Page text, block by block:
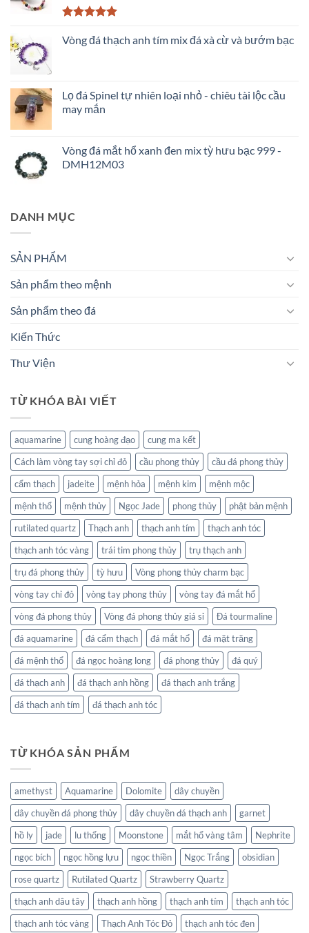
hạng5.00
5 sao
Vòng đá thạch anh tím mix đá xà cừ và bướm bạc
Lọ đá Spinel tự nhiên loại nhỏ - chiêu tài lộc cầu
may mắn
Vòng đá mắt hổ xanh đen mix tỳ hưu bạc 999 -
DMH12M03
DANH MỤC
SẢN PHẨM
Sản phẩm theo mệnh
Sản phẩm theo đá
Kiến Thức
Thư Viện
TỪ KHÓA BÀI VIẾT
aquamarine cung hoàng đạo
cung ma kết
Cách làm vòng tay sợi chỉ đỏ
cầu phong thủy
cầu đá phong thủy
cẩm thạch
jadeite mệnh hỏa mệnh kim
mệnh mộc
mệnh thổ
mệnh thủy Ngọc Jade phong thủy
phật bản mệnh
rutilated quartz
Thạch anh thạch anh tím
thạch anh tóc
thạch anh tóc vàng
trái tim phong thủy
trụ thạch anh
trụ đá phong thủy
tỳ hưu
Vòng phong thủy charm bạc
vòng tay chỉ đỏ
vòng tay phong thủy
vòng tay đá mắt hổ
vòng đá phong thủy
Vòng đá phong thủy giá sỉ
Đá tourmaline
đá aquamarine
đá cẩm thạch đá mắt hổ
đá mặt trăng
đá mệnh thổ
đá ngọc hoàng long đá phong thủy
đá quý
đá thạch anh
đá thạch anh hồng
đá thạch anh trắng
đá thạch anh tím
đá thạch anh tóc
TỪ KHÓA SẢN PHẨM
amethyst Aquamarine Dolomite
dây chuyền
dây chuyền đá phong thủy
dây chuyền đá thạch anh
garnet
hồ ly
jade lu thống Moonstone mắt hổ vàng tâm
Nephrite
ngọc bích
ngọc hồng lựu ngọc thiền Ngọc Trắng
obsidian
rose quartz
Rutilated Quartz
Strawberry Quartz
thạch anh dâu tây
thạch anh hồng thạch anh tím
thạch anh tóc
thạch anh tóc vàng
Thạch Anh Tóc Đỏ thạch anh tóc đen